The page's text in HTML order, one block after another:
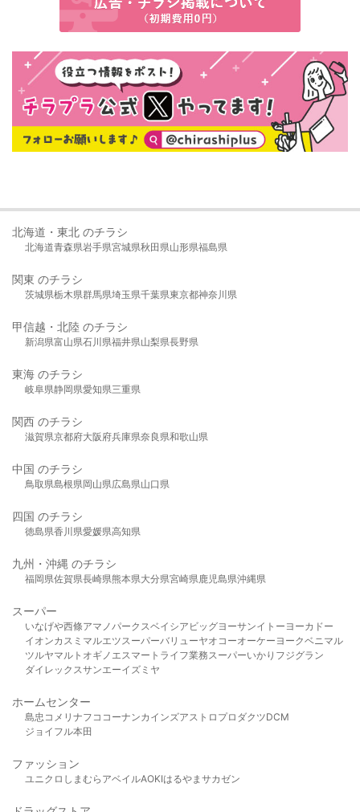
北海道・東北 のチラシ
北海道青森県岩手県宮城県秋田県山形県福島県
関東 のチラシ
茨城県栃木県群馬県埼玉県千葉県東京都神奈川県
甲信越・北陸 のチラシ
新潟県富山県石川県福井県山梨県長野県
東海 のチラシ
岐阜県静岡県愛知県三重県
関西 のチラシ
滋賀県京都府大阪府兵庫県奈良県和歌山県
中国 のチラシ
鳥取県島根県岡山県広島県山口県
四国 のチラシ
徳島県香川県愛媛県高知県
九州・沖縄 のチラシ
福岡県佐賀県長崎県熊本県大分県宮崎県鹿児島県沖縄県
スーパー
いなげや西條アマノパークスベイシア ビッグヨーサンイトーヨーカドー
イオンカスミ マルエツスーパーバリューヤオコーオーケー ヨークベニマル
ツルヤマルト オギノ エスマート ライフ業務スーパーいかり フジグラン
ダイレックスサンエーイズミヤ
ホームセンター
島忠 コメリ ナフコ コーナンカインズアストロプロダクツDCM
ジョイフル本田
ファッション
ユニクロ しまむら アベイルAOKIはるやま サカゼン